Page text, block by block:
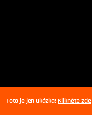
Toto je jen ukázka! Klikněte zde